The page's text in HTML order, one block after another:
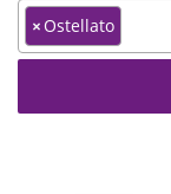
×Ostellato